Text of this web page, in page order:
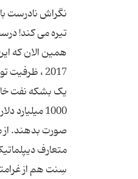
تیره می کند!
1000
صورت بدهند. از
متعارف
سِنت هم از